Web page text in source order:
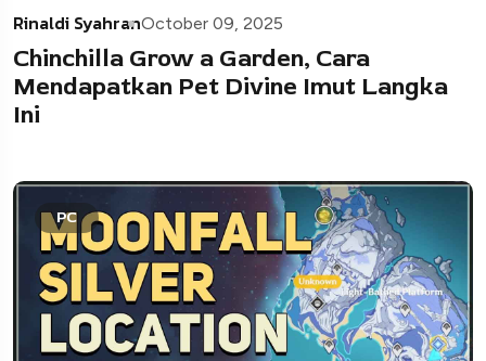
Rinaldi SyahranOctober 09, 2025
Chinchilla Grow a Garden, Cara
Mendapatkan Pet Divine Imut Langka
Ini
PC